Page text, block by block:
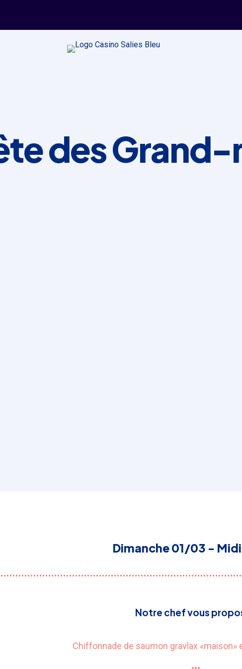
des
Dimanche 01/03 -
Notre chef vous
Chiffonnade de saumon gravlax